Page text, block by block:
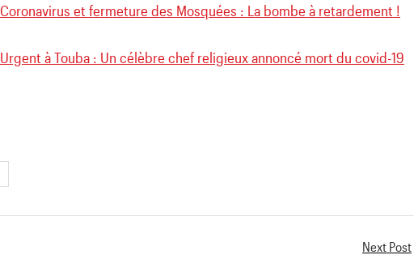
Coronavirus et fermeture des Mosquées : La bombe à retardement !
Urgent à Touba : Un célèbre chef religieux annoncé mort du covid-19
Next Post